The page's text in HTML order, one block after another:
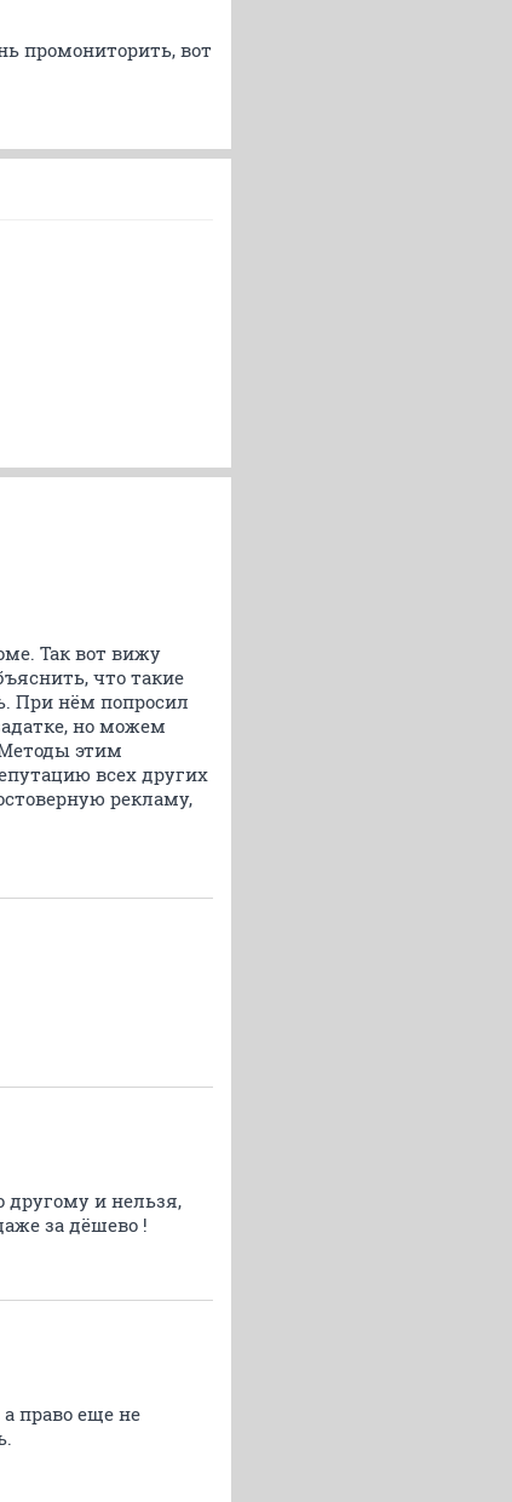
промониторить, вот
Так вот вижу
что такие
При нём попросил
но можем
этим
всех других
рекламу,
другому и нельзя,
за дёшево !
право еще не